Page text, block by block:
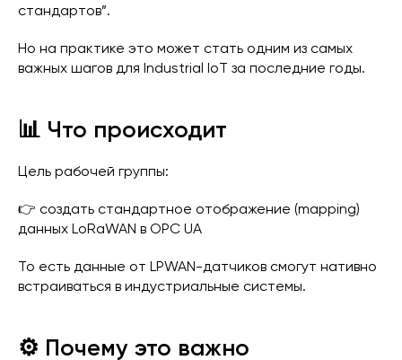
стандартов”.
Но на практике это может стать одним из самых
важных шагов для Industrial IoT за последние годы.
📊 Что происходит
Цель рабочей группы:
👉 создать стандартное отображение (mapping)
данных LoRaWAN в OPC UA
То есть данные от LPWAN-датчиков смогут нативно
встраиваться в индустриальные системы.
⚙️ Почему это важно